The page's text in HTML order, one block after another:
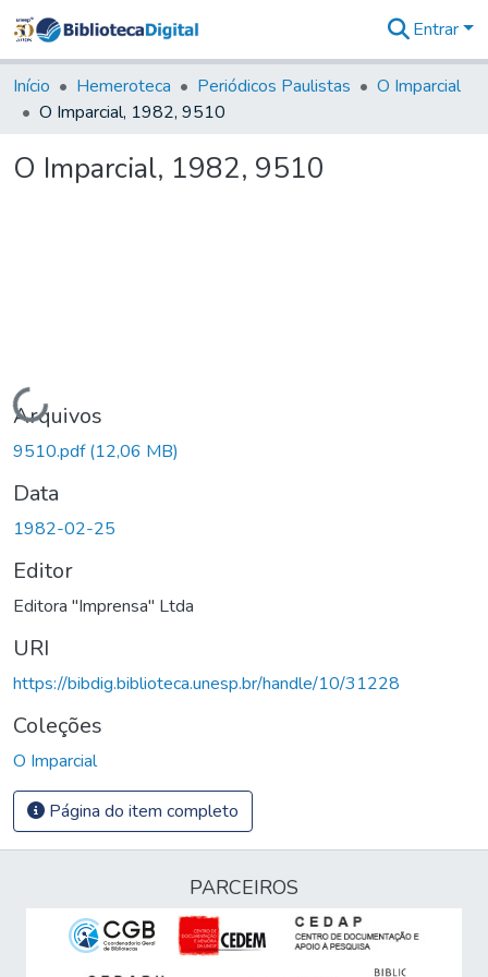
&
Coleções
Tudo na
Digital
Entrar
Início Hemeroteca Periódicos Paulistas
O Imparcial
O Imparcial, 1982, 9510
O Imparcial, 1982, 9510
Carregando...
Arquivos
9510.pdf(12,06 MB)
Data
1982-02-25
Editor
Editora "Imprensa" Ltda
URI
https://bibdig.biblioteca.unesp.br/handle/10/31228
Coleções
O Imparcial
Página do item completo
PARCEIROS